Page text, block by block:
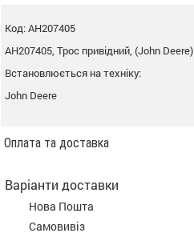
Код: AH207405
AH207405, Трос привідний, (John Deere)
Встановлюється на техніку:
John Deere
Оплата та доставка
Варіанти доставки
Нова Пошта
Самовивіз